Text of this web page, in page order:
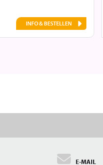
INFO & BESTELLEN
E-MAIL